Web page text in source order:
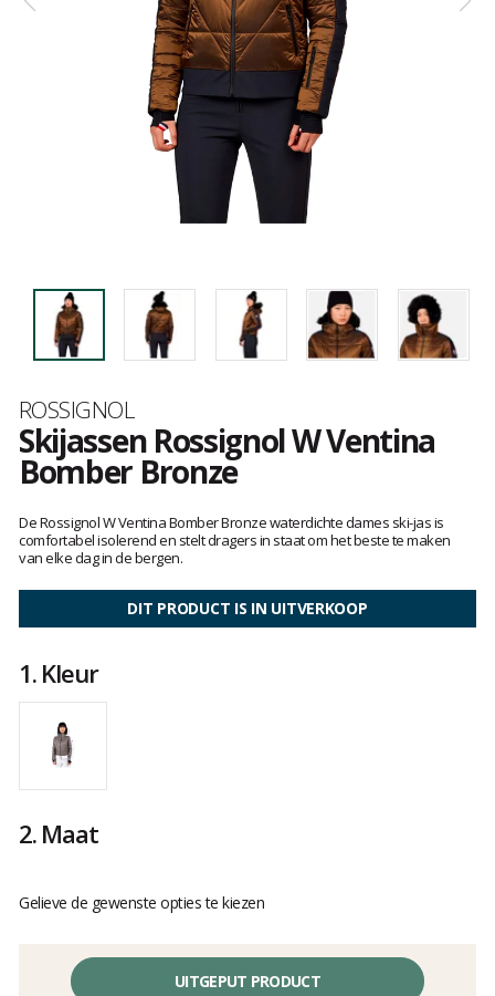
Merk
ROSSIGNOL
Skijassen Rossignol W Ventina
Bomber Bronze
oordeel
van
klanten
De Rossignol W Ventina Bomber Bronze waterdichte dames ski-jas is
comfortabel isolerend en stelt dragers in staat om het beste te maken
van elke dag in de bergen.
DIT PRODUCT IS IN UITVERKOOP
1.Kleur
2.Maat
Gelieve de gewenste opties te kiezen
UITGEPUT PRODUCT